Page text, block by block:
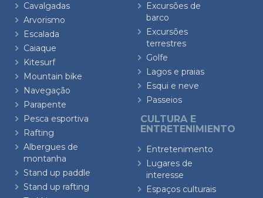
Cavalgadas
Arvorismo
Escalada
Caiaque
Kitesurf
Mountain bike
Navegação
Parapente
Pesca esportiva
Rafting
Albergues de
montanha
Stand up paddle
Stand up rafting
Excursões de
barco
Excursões
terrestres
Golfe
Lagos e praias
Esqui e neve
Passeios
CULTURA E
ENTRETENIMIENTO
Entretenimento
Lugares de
interesse
Espaços culturais